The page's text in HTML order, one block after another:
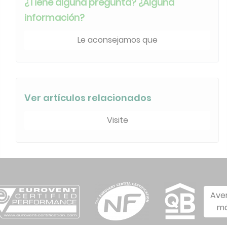
información?
Le aconsejamos que
Ver artículos relacionados
Visite